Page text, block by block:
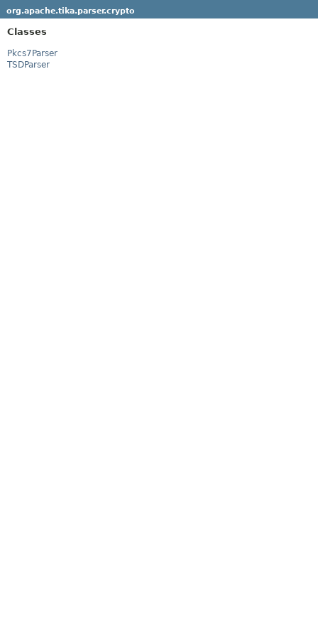
org.apache.tika.parser.crypto
Classes
Pkcs7Parser
TSDParser